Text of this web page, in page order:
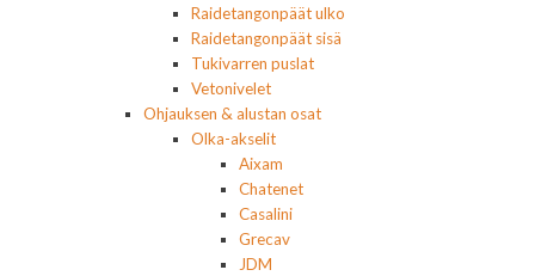
Raidetangonpäät ulko
Raidetangonpäät sisä
Tukivarren puslat
Vetonivelet
Ohjauksen & alustan osat
Olka-akselit
Aixam
Chatenet
Casalini
Grecav
JDM